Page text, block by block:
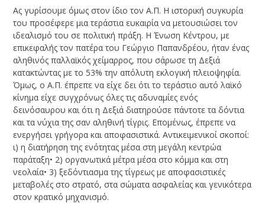
Ας γυρίσουμε όμως στον ίδιο τον Α.Π. Η ιστορική συγκυρία
του προσέφερε μια τεράστια ευκαιρία να μετουσιώσει τον
ιδεαλισμό του σε πολιτική πράξη. Η Ένωση Κέντρου, με
επικεφαλής τον πατέρα του Γεώργιο Παπανδρέου, ήταν ένας
αληθινός παλλαϊκός χείμαρρος, που σάρωσε τη Δεξιά
κατακτώντας με το 53% την απόλυτη εκλογική πλειοψηφία.
Όμως, ο Α.Π. έπρεπε να είχε δει ότι το τεράστιο αυτό λαϊκό
κίνημα είχε συγχρόνως όλες τις αδυναμίες ενός
δεινόσαυρου και ότι η Δεξιά διατηρούσε πάντοτε τα δόντια
και τα νύχια της σαν αληθινή τίγρις. Επομένως, έπρεπε να
ενεργήσει γρήγορα και αποφασιστικά. Αντικειμενικοί σκοποί:
ι) η διατήρηση της ενότητας μέσα στη μεγάλη κεντρώα
παράταξη• 2) οργανωτικά μέτρα μέσα στο κόμμα και στη
νεολαία• 3) ξεδόντιασμα της τίγρεως με αποφασιστικές
μεταβολές στο στρατό, στα σώματα ασφαλείας και γενικότερα
στον κρατικό μηχανισμό.